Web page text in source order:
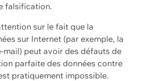
falsification.
sur le fait que la
sur Internet (par exemple, la
mail) peut avoir des défauts de
parfaite des données contre
pratiquement impossible.